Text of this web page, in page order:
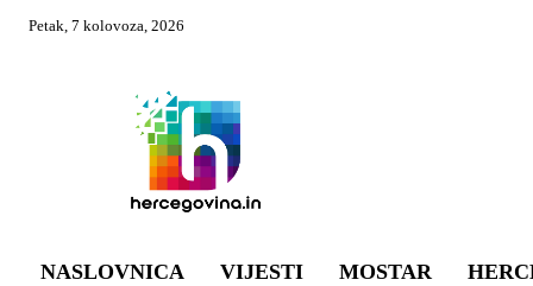
Petak, 7 kolovoza, 2026
NASLOVNICA VIJESTI MOSTAR